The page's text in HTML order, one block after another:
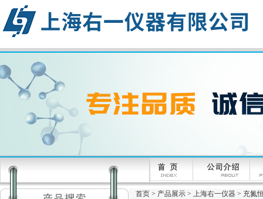
首页 > 产品展示 > 上海右一仪器 > 充氮